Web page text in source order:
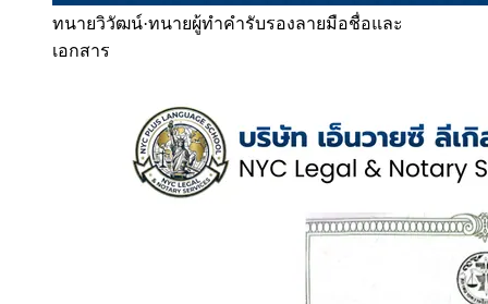
ทนายวิวัฒน์·ทนายผู้ทำคำรับรองลายมือชื่อและ
เอกสาร